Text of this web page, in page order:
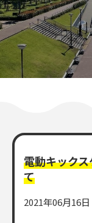
電動キック
て
2021年06月16日